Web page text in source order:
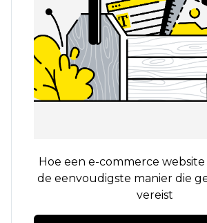
Hoe een e-commerce
de eenvoudigste manier die
vereist